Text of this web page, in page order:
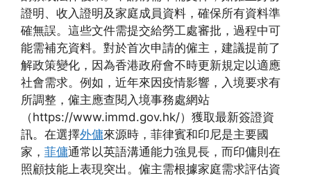
證明、收入證明及家庭成員資料，確保所有資料準
確無誤。這些文件需提交給勞工處審批，過程中可
能需補充資料。對於首次申請的僱主，建議提前了
解政策變化，因為香港政府會不時更新規定以適應
社會需求。例如，近年來因疫情影響，入境要求有
所調整，僱主應查閱入境事務處網站
（https://www.immd.gov.hk/）獲取最新簽證資
訊。在選擇外傭來源時，菲律賓和印尼是主要國
家， 菲傭通常以英語溝通能力強見長，而印傭則在
照顧技能上表現突出。僱主需根據家庭需求評估資